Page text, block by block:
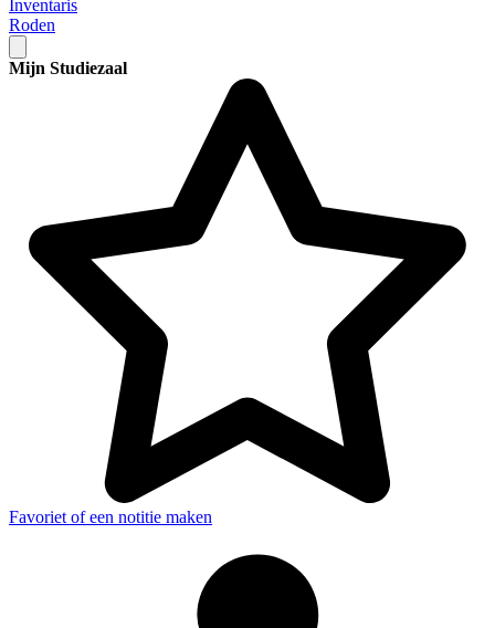
Inventaris
Roden
Mijn Studiezaal
Favoriet of een notitie maken